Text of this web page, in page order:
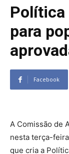
Política
para
Facebook
A Comissão de
nesta terça-
que cria a